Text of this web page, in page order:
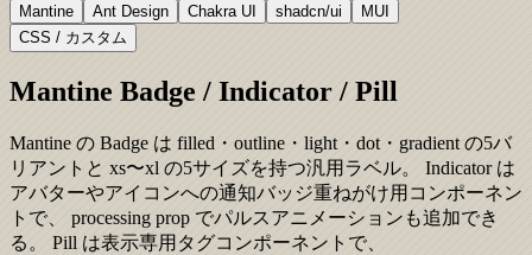
Mantine Ant Design Chakra UI shadcn/ui
MUI
CSS / カスタム
Mantine Badge / Indicator / Pill
Mantine の Badge は filled・outline・light・dot・gradient の5バ
リアントと xs〜xl の5サイズを持つ汎用ラベル。 Indicator は
アバターやアイコンへの通知バッジ重ねがけ用コンポーネン
トで、 processing prop でパルスアニメーションも追加でき
る。 Pill は表示専用タグコンポーネントで、